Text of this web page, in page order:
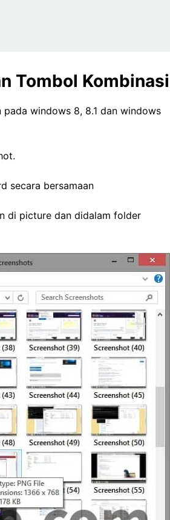
Tombol Kombinasi
windows 8, 8.1 dan windows
secara bersamaan
di picture dan didalam folder